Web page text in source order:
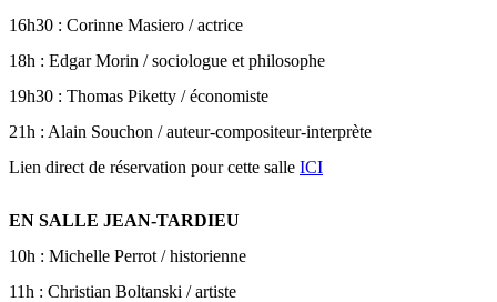
16h30 : Corinne Masiero / actrice
18h : Edgar Morin / sociologue et philosophe
19h30 : Thomas Piketty / économiste
21h : Alain Souchon / auteur-compositeur-interprète
Lien direct de réservation pour cette salle ICI
EN SALLE JEAN-TARDIEU
10h : Michelle Perrot / historienne
11h : Christian Boltanski / artiste